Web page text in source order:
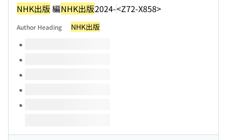
NHK出版 編NHK出版2024-<Z72-X858>
Author Heading NHK出版
Volumes of this title